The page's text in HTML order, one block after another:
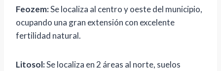
Feozem:Se localiza al centro y oeste del municipio,
ocupando una gran extensión con excelente
fertilidad natural.
Litosol:Se localiza en 2 áreas al norte, suelos